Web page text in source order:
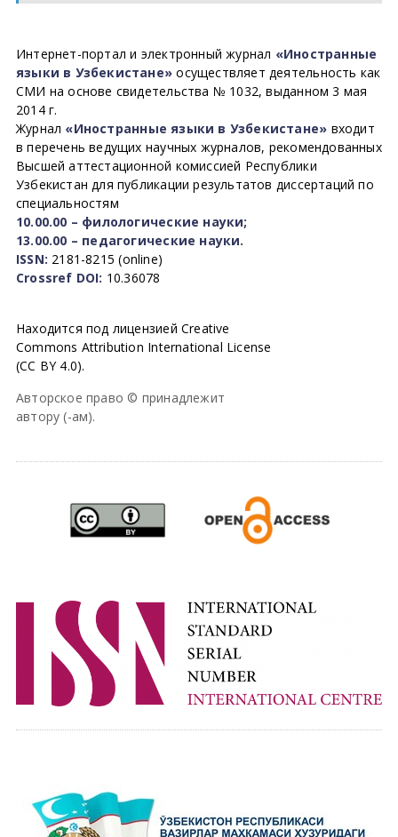
Интернет-портал и электронный журнал «Иностранные
языки в Узбекистане» осуществляет деятельность как
СМИ на основе свидетельства № 1032, выданном 3 мая
2014 г.
Журнал «Иностранные языки в Узбекистане» входит
в перечень ведущих научных журналов, рекомендованных
Высшей аттестационной комиссией Республики
Узбекистан для публикации результатов диссертаций по
специальностям
10.00.00 – филологические науки;
13.00.00 – педагогические науки.
ISSN: 2181-8215 (online)
Crossref DOI: 10.36078
Находится под лицензией Creative
Commons Attribution International License
(CC BY 4.0).
Авторское право © принадлежит
автору (-ам).